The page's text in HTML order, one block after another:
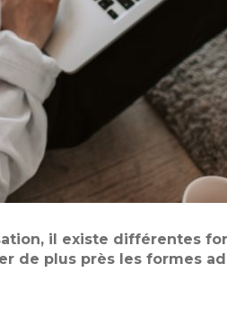
il existe différentes
de plus près les formes